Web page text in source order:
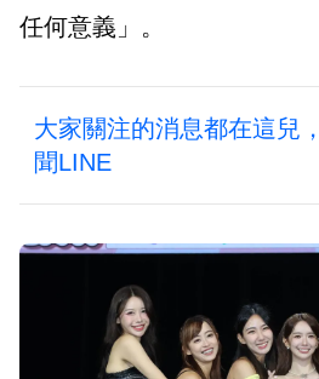
任何意義」。
大家關注的消息都在這兒
聞LINE